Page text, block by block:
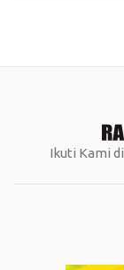
Ikuti Kami di